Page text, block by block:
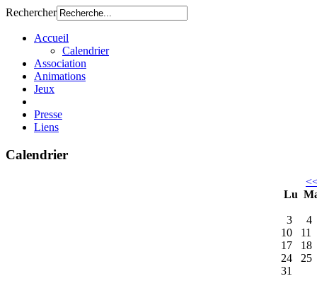
Rechercher
Accueil
Calendrier
Association
Animations
Jeux
Presse
Liens
Calendrier
Lu
3
4
10
11
17
18
24
25
31